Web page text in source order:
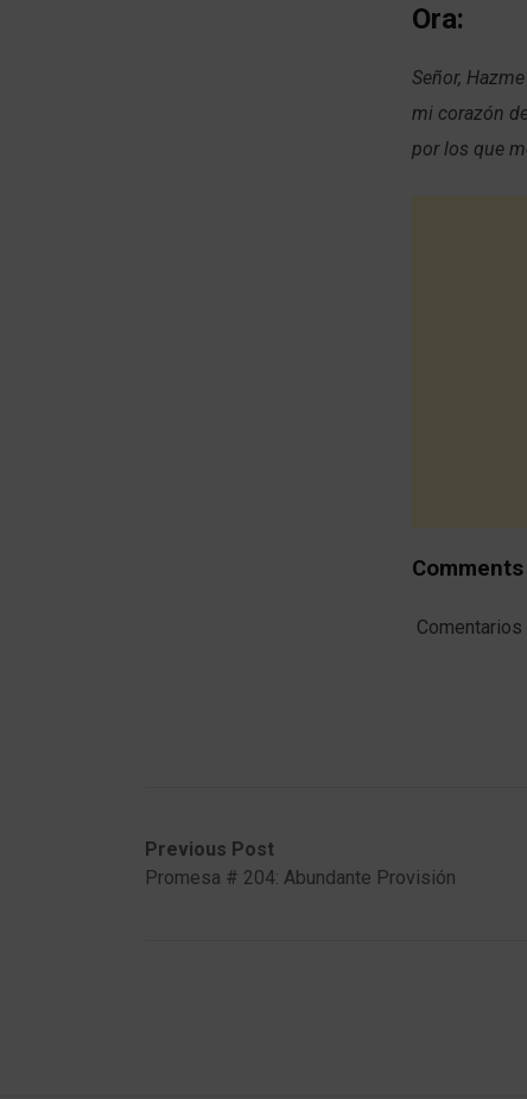
Ora:
Señor,
mi corazón
por los que
Comments
Comentarios
Previous Post
Promesa # 204: Abundante Provisión